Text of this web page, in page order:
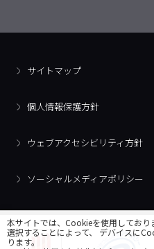
サイトマップ
個人情報保護方針
ウェブアクセシビリティ方針
ソーシャルメディアポリシー
本サイトでは、Cookieを使用してお
選択することによって、 デバイスに
ります。